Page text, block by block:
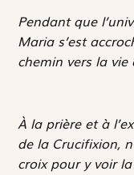
Pendant que
Maria s’est
chemin vers la vie
À la prière et à
de la Crucifixion,
croix pour y voir